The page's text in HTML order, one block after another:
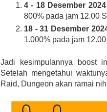
4 - 18 Desember 2024
800% pada jam 12.00
18 - 31 Desember
1.000% pada jam
Jadi kesimpulannya boost
Setelah mengetahui
Raid, Dungeon akan ramai